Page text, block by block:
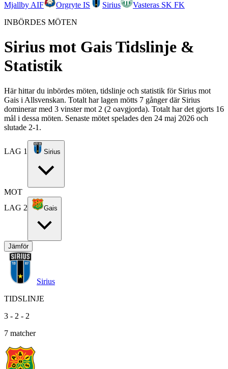
Mjallby AIF
Orgryte IS Sirius
Vasteras SK FK
INBÖRDES MÖTEN
Sirius mot GaisTidslinje &
Statistik
Här hittar du inbördes möten, tidslinje och statistik för Sirius mot
Gais i Allsvenskan. Totalt har lagen mötts 7 gånger där Sirius
dominerar med 3 vinster mot 2 (2 oavgjorda). Totalt har det gjorts 16
mål i dessa möten. Senaste mötet spelades den 24 maj 2026 och
slutade 2-1.
LAG 1 Sirius
MOT
LAG 2
Gais
Jämför
Sirius
TIDSLINJE
3 - 2 - 2
7 matcher